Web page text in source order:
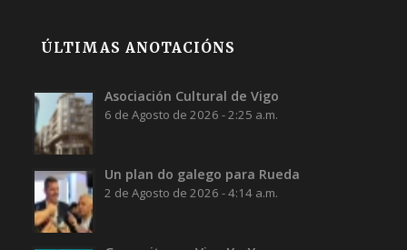
ÚLTIMAS ANOTACIÓNS
Asociación Cultural de Vigo
6 de Agosto de 2026 - 2:25 a.m.
Un plan do galego para Rueda
2 de Agosto de 2026 - 4:14 a.m.